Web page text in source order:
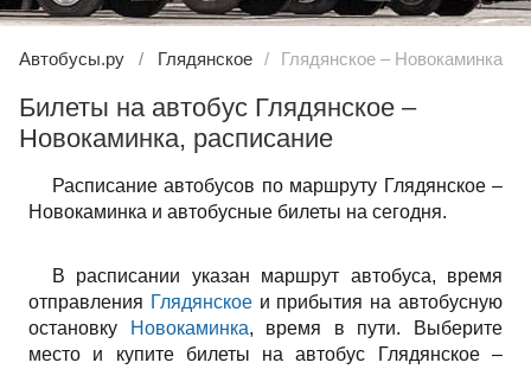
Автобусы.ру Глядянское Глядянское – Новокаминка
Билеты на автобус Глядянское –
Новокаминка, расписание
Расписание автобусов по маршруту Глядянское –
Новокаминка и автобусные билеты на сегодня.
В расписании указан маршрут автобуса, время
отправления Глядянскоеи прибытия на автобусную
остановку
Новокаминка, время в пути. Выберите
место и купите билеты на автобус Глядянское –